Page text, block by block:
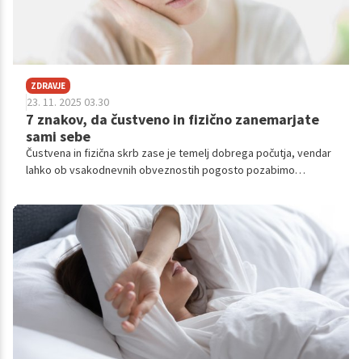
ZDRAVJE
23. 11. 2025 03.30
7 znakov, da čustveno in fizično zanemarjate
sami sebe
Čustvena in fizična skrb zase je temelj dobrega počutja, vendar
lahko ob vsakodnevnih obveznostih pogosto pozabimo
sebe se lahko kaže skozi različne znake, ki vplivajo na kakovost
življenja in odnos do sebe.